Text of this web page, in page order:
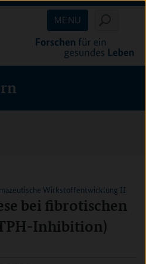
MENU
Wirkstoffentwicklung II
bei fibrotischen
Inhibition)